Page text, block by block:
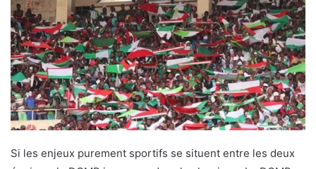
Si les enjeux purement sportifs se situent entre les deux